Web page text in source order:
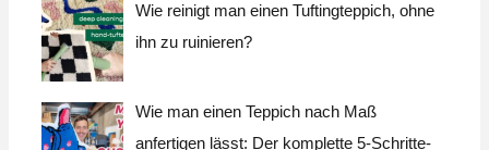
Wie reinigt man einen Tuftingteppich, ohne
ihn zu ruinieren?
Wie man einen Teppich nach Maß
anfertigen lässt: Der komplette 5-Schritte-